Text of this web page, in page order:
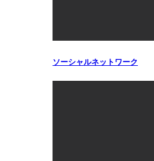
ソーシャルネットワーク